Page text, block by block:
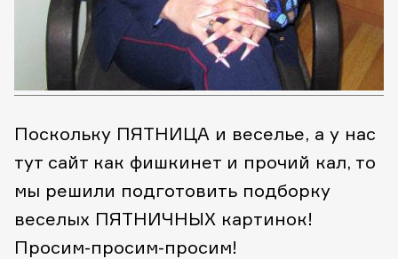
Поскольку ПЯТНИЦА и веселье, а у нас
тут сайт как фишкинет и прочий кал, то
мы решили подготовить подборку
веселых ПЯТНИЧНЫХ картинок!
Просим-просим-просим!